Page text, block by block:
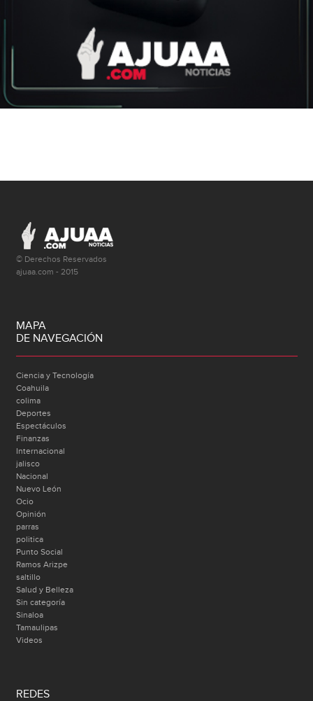
© Derechos Reservados
ajuaa.com - 2015
MAPA
DE NAVEGACIÓN
Ciencia y Tecnología
Coahuila
colima
Deportes
Espectáculos
Finanzas
Internacional
jalisco
Nacional
Nuevo León
Ocio
Opinión
parras
politica
Punto Social
Ramos Arizpe
saltillo
Salud y Belleza
Sin categoría
Sinaloa
Tamaulipas
Videos
REDES